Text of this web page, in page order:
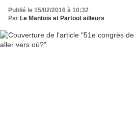
Publié le 15/02/2016 à 10:32
Par Le Mantois et Partout ailleurs